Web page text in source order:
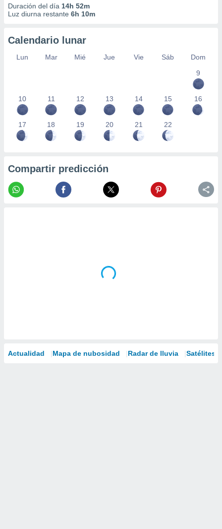
Duración del día 14h 52m
Luz diurna restante 6h 10m
Calendario lunar
Lun Mar Mié Jue Vie Sáb
Dom
9
10 11 12 13 14 15 16
17 18 19 20 21 22
Compartir predicción
Actualidad Mapa de nubosidad Radar de lluvia Satélites